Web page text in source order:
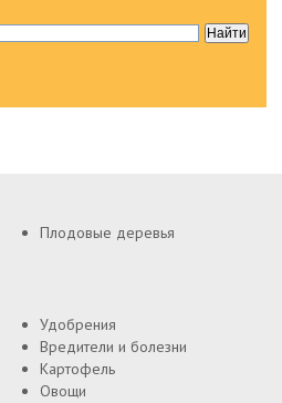
Плодовые деревья
Удобрения
Вредители и болезни
Картофель
Овощи